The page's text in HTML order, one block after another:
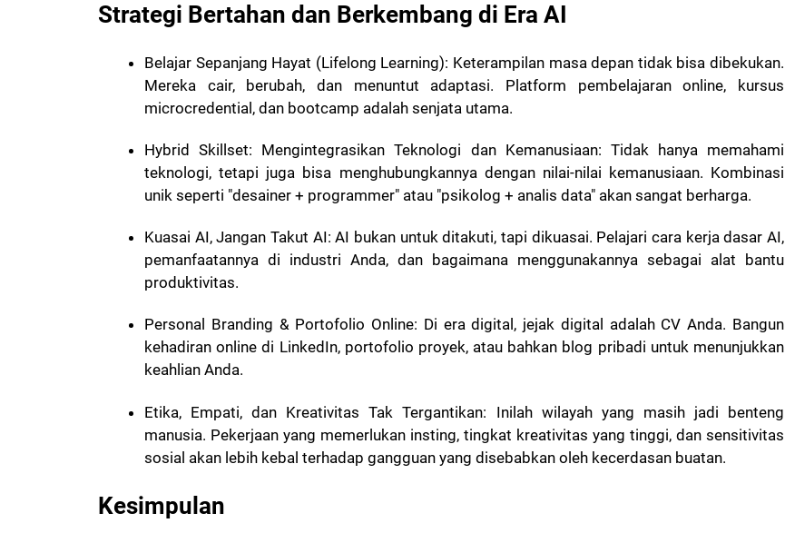
Strategi Bertahan dan Berkembang di Era AI
Belajar Sepanjang Hayat (Lifelong Learning): Keterampilan masa depan tidak bisa dibekukan.
Mereka cair, berubah, dan menuntut adaptasi. Platform pembelajaran online, kursus
microcredential, dan bootcamp adalah senjata utama.
Hybrid Skillset: Mengintegrasikan Teknologi dan Kemanusiaan: Tidak hanya memahami
teknologi, tetapi juga bisa menghubungkannya dengan nilai-nilai kemanusiaan. Kombinasi
unik seperti "desainer + programmer" atau "psikolog + analis data" akan sangat berharga.
Kuasai AI, Jangan Takut AI: AI bukan untuk ditakuti, tapi dikuasai. Pelajari cara kerja dasar AI,
pemanfaatannya di industri Anda, dan bagaimana menggunakannya sebagai alat bantu
produktivitas.
Personal Branding & Portofolio Online: Di era digital, jejak digital adalah CV Anda. Bangun
kehadiran online di LinkedIn, portofolio proyek, atau bahkan blog pribadi untuk menunjukkan
keahlian Anda.
Etika, Empati, dan Kreativitas Tak Tergantikan: Inilah wilayah yang masih jadi benteng
manusia. Pekerjaan yang memerlukan insting, tingkat kreativitas yang tinggi, dan sensitivitas
sosial akan lebih kebal terhadap gangguan yang disebabkan oleh kecerdasan buatan.
Kesimpulan